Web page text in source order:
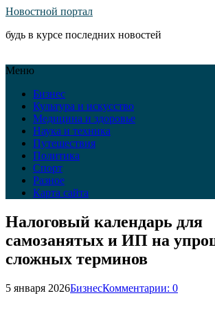
Новостной портал
будь в курсе последних новостей
Меню
Бизнес
Культура и искусство
Медицина и здоровье
Наука и техника
Путешествия
Политика
Спорт
Разное
Карта сайта
Налоговый календарь для
самозанятых и ИП на
сложных терминов
5 января 2026БизнесКомментарии: 0